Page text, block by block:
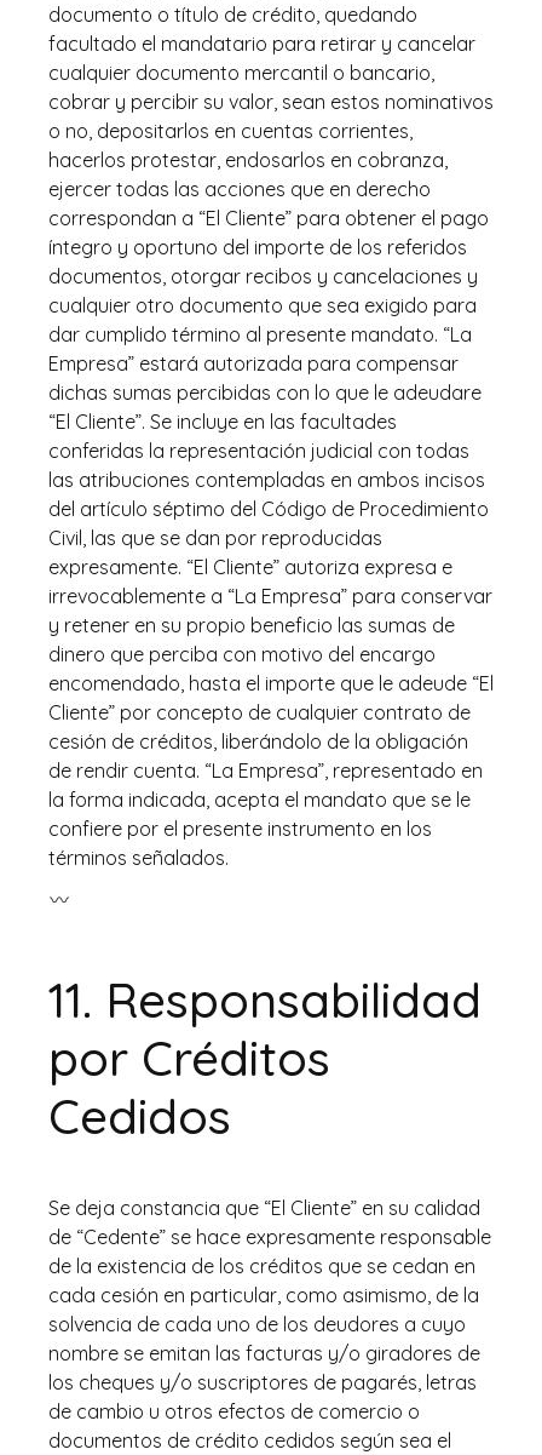
documento o título de crédito, quedando
facultado el mandatario para retirar y cancelar
cualquier documento mercantil o bancario,
cobrar y percibir su valor, sean estos nominativos
o no, depositarlos en cuentas corrientes,
hacerlos protestar, endosarlos en cobranza,
ejercer todas las acciones que en derecho
correspondan a “El Cliente” para obtener el pago
íntegro y oportuno del importe de los referidos
documentos, otorgar recibos y cancelaciones y
cualquier otro documento que sea exigido para
dar cumplido término al presente mandato. “La
Empresa” estará autorizada para compensar
dichas sumas percibidas con lo que le adeudare
“El Cliente”. Se incluye en las facultades
conferidas la representación judicial con todas
las atribuciones contempladas en ambos incisos
del artículo séptimo del Código de Procedimiento
Civil, las que se dan por reproducidas
expresamente. “El Cliente” autoriza expresa e
irrevocablemente a “La Empresa” para conservar
y retener en su propio beneficio las sumas de
dinero que perciba con motivo del encargo
encomendado, hasta el importe que le adeude “El
Cliente” por concepto de cualquier contrato de
cesión de créditos, liberándolo de la obligación
de rendir cuenta. “La Empresa”, representado en
la forma indicada, acepta el mandato que se le
confiere por el presente instrumento en los
términos señalados.
11. Responsabilidad
por Créditos
Cedidos
Se deja constancia que “El Cliente” en su calidad
de “Cedente” se hace expresamente responsable
de la existencia de los créditos que se cedan en
cada cesión en particular, como asimismo, de la
solvencia de cada uno de los deudores a cuyo
nombre se emitan las facturas y/o giradores de
los cheques y/o suscriptores de pagarés, letras
de cambio u otros efectos de comercio o
documentos de crédito cedidos según sea el